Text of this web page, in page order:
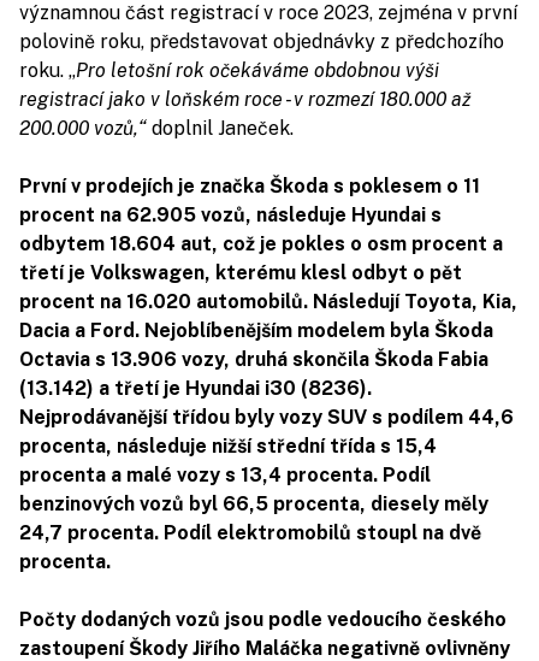
významnou část registrací v roce 2023, zejména v první
polovině roku, představovat objednávky z předchozího
roku. „Pro letošní rok očekáváme obdobnou výši
registrací jako v loňském roce - v rozmezí 180.000 až
200.000 vozů,“ doplnil Janeček.
První v prodejích je značka Škoda s poklesem o 11
procent na 62.905 vozů, následuje Hyundai s
odbytem 18.604 aut, což je pokles o osm procent a
třetí je Volkswagen, kterému klesl odbyt o pět
procent na 16.020 automobilů. Následují Toyota, Kia,
Dacia a Ford. Nejoblíbenějším modelem byla Škoda
Octavia s 13.906 vozy, druhá skončila Škoda Fabia
(13.142) a třetí je Hyundai i30 (8236).
Nejprodávanější třídou byly vozy SUV s podílem 44,6
procenta, následuje nižší střední třída s 15,4
procenta a malé vozy s 13,4 procenta. Podíl
benzinových vozů byl 66,5 procenta, diesely měly
24,7 procenta. Podíl elektromobilů stoupl na dvě
procenta.
Počty dodaných vozů jsou podle vedoucího českého
zastoupení Škody Jiřího Maláčka negativně ovlivněny